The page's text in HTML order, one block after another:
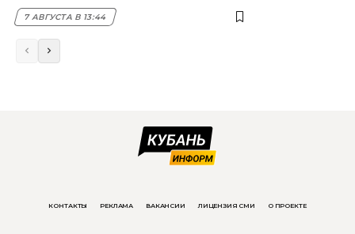
7 АВГУСТА В 13:44
КОНТАКТЫ РЕКЛАМА ВАКАНСИИ ЛИЦЕНЗИЯ СМИ О ПРОЕКТЕ